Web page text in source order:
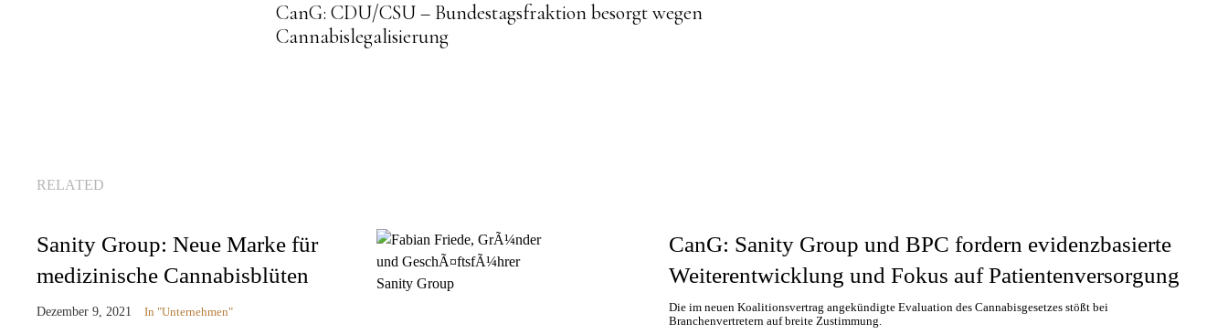
CanG: CDU/CSU – Bundestagsfraktion besorgt wegen
Cannabislegalisierung
RELATED
Sanity Group: Neue Marke für
medizinische Cannabisblüten
Dezember 9, 2021 In "Unternehmen"
CanG: Sanity Group und BPC fordern evidenzbasierte
Weiterentwicklung und Fokus auf Patientenversorgung
Die im neuen Koalitionsvertrag angekündigte Evaluation des Cannabisgesetzes stößt bei
Branchenvertretern auf breite Zustimmung.